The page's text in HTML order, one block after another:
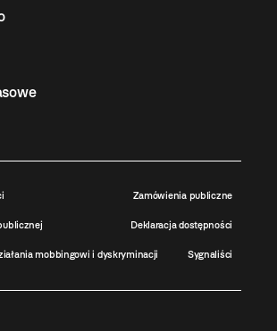
Zamówienia publiczne
Deklaracja dostępności
mobbingowi i dyskryminacji Sygnaliści